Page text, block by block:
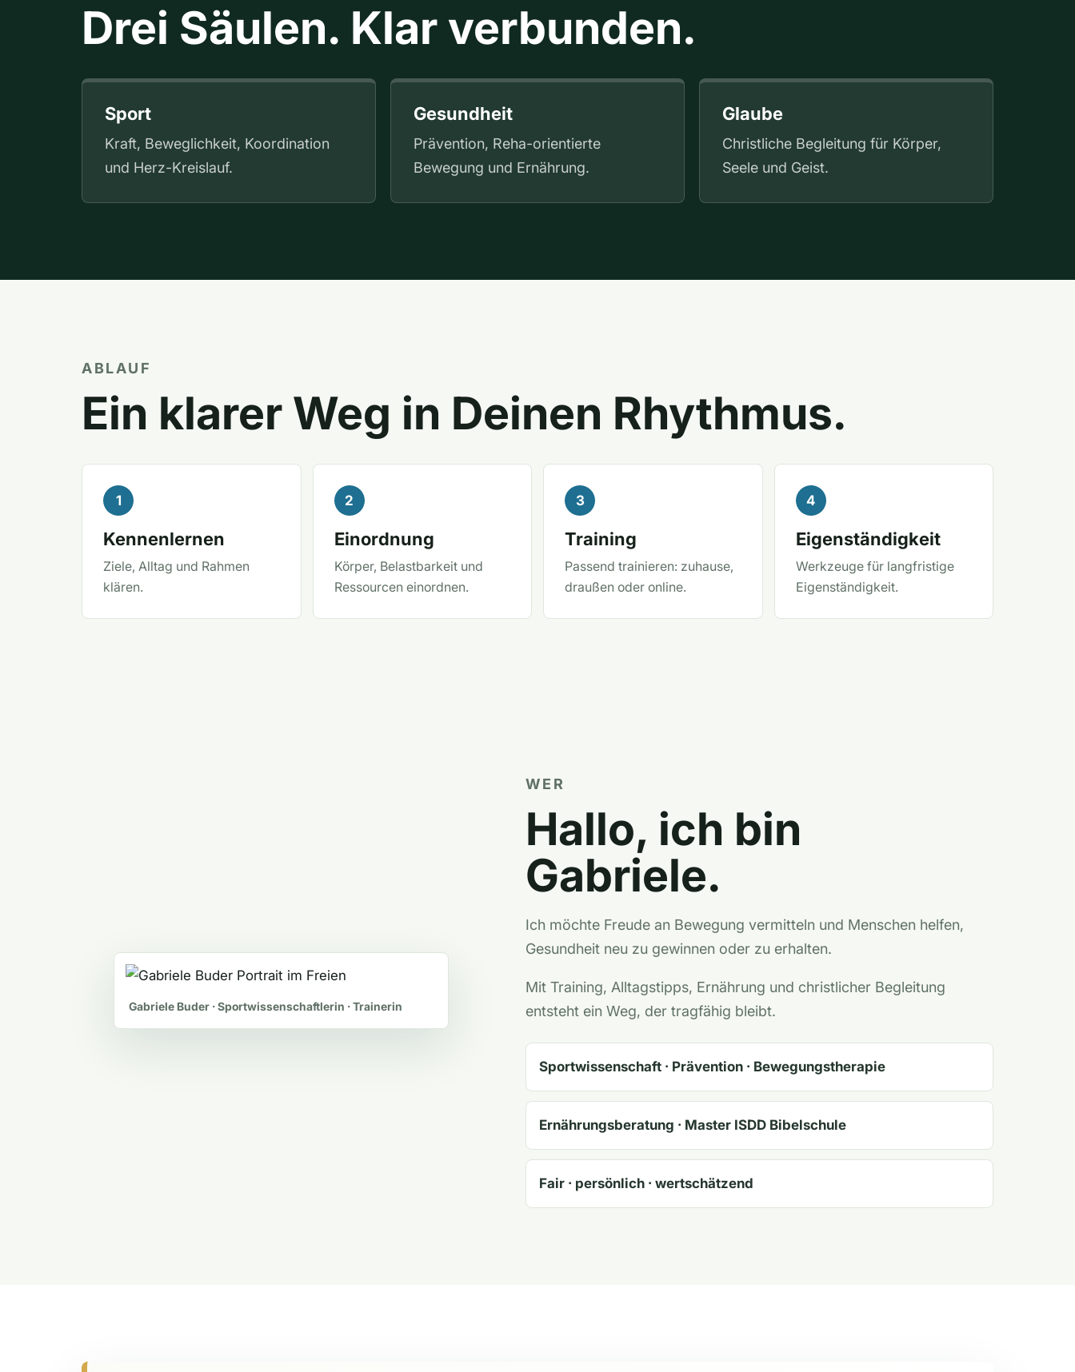
Drei Säulen. Klar verbunden.
Sport
Kraft, Beweglichkeit, Koordination
und Herz-Kreislauf.
Gesundheit
Prävention, Reha-orientierte
Bewegung und Ernährung.
Glaube
Christliche Begleitung für Körper,
Seele und Geist.
ABLAUF
Ein klarer Weg in Deinen Rhythmus.
Kennenlernen
Ziele, Alltag und Rahmen
klären.
Einordnung
Körper, Belastbarkeit und
Ressourcen einordnen.
Training
Passend trainieren: zuhause,
draußen oder online.
Eigenständigkeit
Werkzeuge für langfristige
Eigenständigkeit.
Gabriele Buder · Sportwissenschaftlerin · Trainerin
WER
Hallo, ich bin
Gabriele.
Ich möchte Freude an Bewegung vermitteln und Menschen helfen,
Gesundheit neu zu gewinnen oder zu erhalten.
Mit Training, Alltagstipps, Ernährung und christlicher Begleitung
entsteht ein Weg, der tragfähig bleibt.
Sportwissenschaft · Prävention · Bewegungstherapie
Ernährungsberatung · Master ISDD Bibelschule
Fair · persönlich · wertschätzend